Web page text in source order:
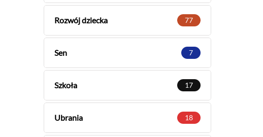
Rozwój dziecka 77
Sen 7
Szkoła 17
Ubrania 18